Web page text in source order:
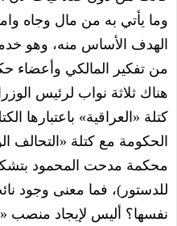
وما يأتي به من مال وجاه
الهدف الأساس منه، وهو خدمة
من تفكير المالكي وأعضاء
هناك ثلاثة نواب لرئيس
كتلة «العراقية» باعتبارها
الحكومة مع كتلة «التحالف
محكمة مدحت المحمود
للدستور)، فما معنى وجود
نفسها؟ أليس لإيجاد منصب